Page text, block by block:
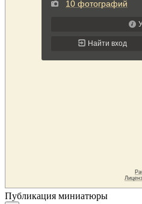
Публикация миниатюры